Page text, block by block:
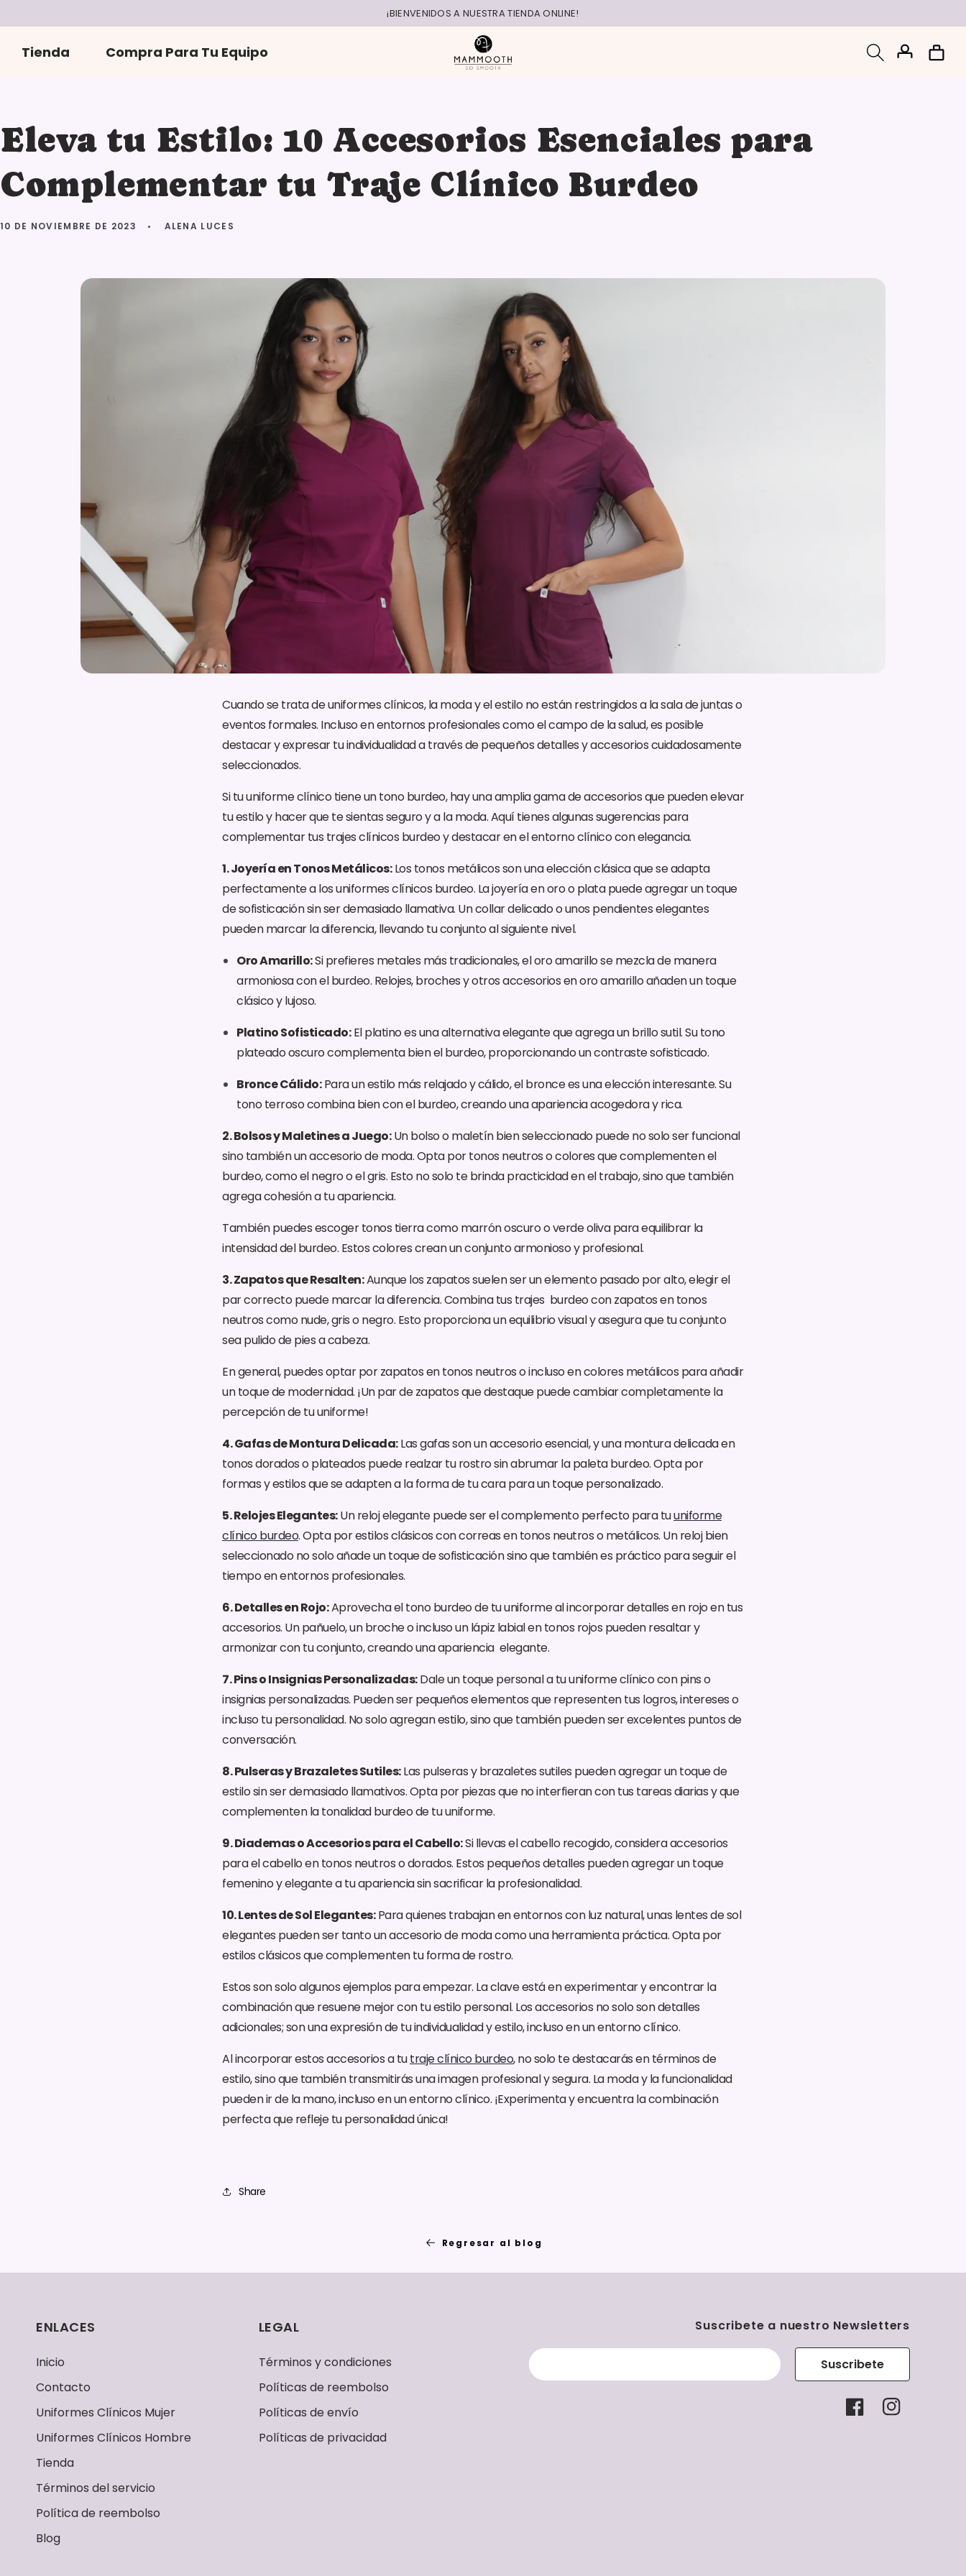
contenido
¡BIENVENIDOS A NUESTRA TIENDA ONLINE!
Tienda Compra Para Tu Equipo
Iniciar
sesión
Carrito
Eleva tu Estilo: 10 Accesorios Esenciales para
Complementar tu Traje Clínico Burdeo
10 DE NOVIEMBRE DE 2023 ALENA LUCES
Cuando se trata de uniformes clínicos, la moda y el estilo no están restringidos a la sala de juntas o
eventos formales. Incluso en entornos profesionales como el campo de la salud, es posible
destacar y expresar tu individualidad a través de pequeños detalles y accesorios cuidadosamente
seleccionados.
Si tu uniforme clínico tiene un tono burdeo, hay una amplia gama de accesorios que pueden elevar
tu estilo y hacer que te sientas seguro y a la moda. Aquí tienes algunas sugerencias para
complementar tus trajes clínicos burdeo y destacar en el entorno clínico con elegancia.
1. Joyería en Tonos Metálicos:Los tonos metálicos son una elección clásica que se adapta
perfectamente a los uniformes clínicos burdeo. La joyería en oro o plata puede agregar un toque
de sofisticación sin ser demasiado llamativa. Un collar delicado o unos pendientes elegantes
pueden marcar la diferencia, llevando tu conjunto al siguiente nivel.
Oro Amarillo:Si prefieres metales más tradicionales, el oro amarillo se mezcla de manera
armoniosa con el burdeo. Relojes, broches y otros accesorios en oro amarillo añaden un toque
clásico y lujoso.
Platino Sofisticado:El platino es una alternativa elegante que agrega un brillo sutil. Su tono
plateado oscuro complementa bien el burdeo, proporcionando un contraste sofisticado.
Bronce Cálido:Para un estilo más relajado y cálido, el bronce es una elección interesante. Su
tono terroso combina bien con el burdeo, creando una apariencia acogedora y rica.
2. Bolsos y Maletines a Juego:Un bolso o maletín bien seleccionado puede no solo ser funcional
sino también un accesorio de moda. Opta por tonos neutros o colores que complementen el
burdeo, como el negro o el gris. Esto no solo te brinda practicidad en el trabajo, sino que también
agrega cohesión a tu apariencia.
También puedes escogertonos tierra como marrón oscuro o verde oliva para equilibrar la
intensidad del burdeo. Estos colores crean un conjunto armonioso y profesional.
3. Zapatos que Resalten:Aunque los zapatos suelen ser un elemento pasado por alto, elegir el
par correcto puede marcar la diferencia.Combina tus trajes burdeo con zapatos en tonos
neutros como nude, gris o negro. Esto proporciona un equilibrio visual y asegura que tu conjunto
sea pulido de pies a cabeza.
En general, puedes optar por zapatos en tonos neutros o incluso en colores metálicos para añadir
un toque de modernidad. ¡Un par de zapatos que destaque puede cambiar completamente la
percepción de tu uniforme!
4. Gafas de Montura Delicada:Las gafas son un accesorio esencial, y una montura delicada en
tonos dorados o plateados puede realzar tu rostro sin abrumar la paleta burdeo. Opta por
formas y estilos que se adapten a la forma de tu cara para un toque personalizado.
5. Relojes Elegantes:Un reloj elegante puede ser el complemento perfecto para tuuniforme
clínico burdeo. Opta por estilos clásicos con correas en tonos neutros o metálicos. Un reloj bien
seleccionado no solo añade un toque de sofisticación sino que también es práctico para seguir el
tiempo en entornos profesionales.
6. Detalles en Rojo:Aprovecha el tono burdeo de tu uniforme al incorporar detalles en rojo en tus
accesorios. Un pañuelo, un broche o incluso un lápiz labial en tonos rojos pueden resaltar y
armonizar con tu conjunto, creando una apariencia elegante.
7. Pins o Insignias Personalizadas:Dale un toque personal a tu uniforme clínico con pins o
insignias personalizadas. Pueden ser pequeños elementos que representen tus logros, intereses o
incluso tu personalidad. No solo agregan estilo, sino que también pueden ser excelentes puntos de
conversación.
8. Pulseras y Brazaletes Sutiles:Las pulseras y brazaletes sutiles pueden agregar un toque de
estilo sin ser demasiado llamativos. Opta por piezas que no interfieran con tus tareas diarias y que
complementen la tonalidad burdeo de tu uniforme.
9. Diademas o Accesorios para el Cabello:Si llevas el cabello recogido, considera accesorios
para el cabello en tonos neutros o dorados. Estos pequeños detalles pueden agregar un toque
femenino y elegante a tu apariencia sin sacrificar la profesionalidad.
10. Lentes de Sol Elegantes:Para quienes trabajan en entornos con luz natural, unas lentes de sol
elegantes pueden ser tanto un accesorio de moda como una herramienta práctica. Opta por
estilos clásicos que complementen tu forma de rostro.
Estos son solo algunos ejemplos para empezar. La clave está en experimentar y encontrar la
combinación que resuene mejor con tu estilo personal. Los accesorios no solo son detalles
adicionales; son una expresión de tu individualidad y estilo, incluso en un entorno clínico.
Al incorporar estos accesorios a tutraje clínico burdeo, no solo te destacarás en términos de
estilo, sino que también transmitirás una imagen profesional y segura. La moda y la funcionalidad
pueden ir de la mano, incluso en un entorno clínico. ¡Experimenta y encuentra la combinación
perfecta que refleje tu personalidad única!
Share
Regresar al blog
ENLACES
Inicio
Contacto
Uniformes Clínicos Mujer
Uniformes Clínicos Hombre
Tienda
Términos del servicio
Política de reembolso
Blog
LEGAL
Términos y condiciones
Políticas de reembolso
Políticas de envío
Políticas de privacidad
Suscribete a nuestro Newsletters
Suscribete
FacebookInstagram